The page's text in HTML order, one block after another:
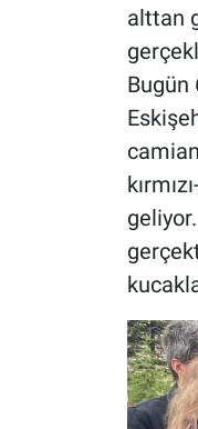
alttan
Bugün